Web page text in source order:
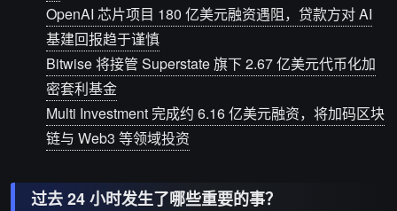
OpenAI 芯片项目 180 亿美元融资遇阻，贷款方对 AI
基建回报趋于谨慎
Bitwise 将接管 Superstate 旗下 2.67 亿美元代币化加
密套利基金
Multi Investment 完成约 6.16 亿美元融资，将加码区块
链与 Web3 等领域投资
过去 24 小时发生了哪些重要的事？